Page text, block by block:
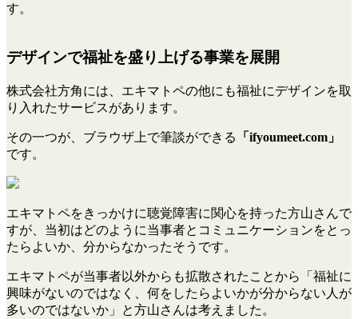
す。
デザインで福祉を盛り上げる事業を展開
株式会社方角には、エキマトペの他にも福祉にデザインを取
り入れたサービスがあります。
その一つが、ブラウザ上で筆談ができる
「ifyoumeet.com」
です。
エキマトペをきっかけに聴覚障害に関心を持った方山さんで
すが、当初はどのように当事者とコミュニケーションをとっ
たらよいか、分からなかったそうです。
エキマトペが当事者以外からも拡散されたことから「福祉に
興味がないのではなく、何をしたらよいかが分からない人が
多いのではないか」と方山さんは考えました。